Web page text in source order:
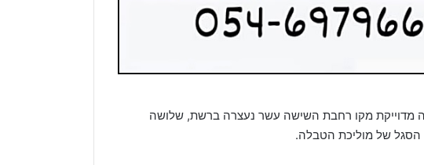
מדוייקת מקו רחבת השישה עשר נעצרה ברשת, שלושה
הסגל של מוליכת הטבלה.